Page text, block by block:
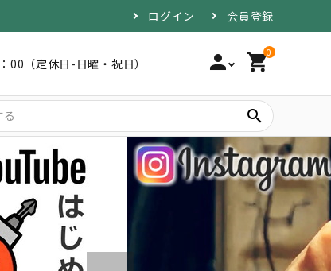
ログイン 会員登録
00（定休日-日曜・祝日） person 0
shopping_cart
search